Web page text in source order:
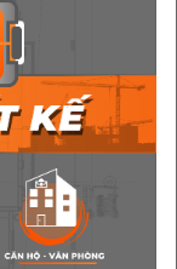
hại cho bên
có chế độ bảo
trình và bảo
ra sự cố.
hợp nhà
có một hợp
tiến độ. Bạn